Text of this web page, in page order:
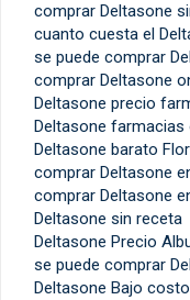
comprar Deltasone
cuanto cuesta el
se puede comprar
comprar Deltasone
Deltasone precio
Deltasone farmacias
Deltasone barato
comprar Deltasone
comprar Deltasone
Deltasone sin receta
Deltasone Precio
se puede comprar
Deltasone Bajo